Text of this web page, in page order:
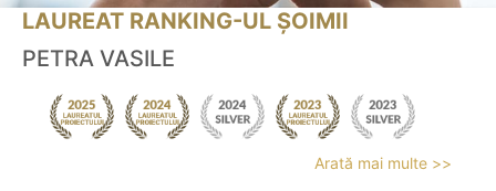
LAUREAT RANKING-UL ȘOIMII
PETRA VASILE
Arată mai multe >>